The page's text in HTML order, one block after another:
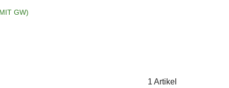
GW)
1 Artikel